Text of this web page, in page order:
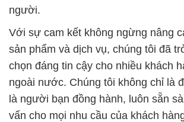
người.
Với sự cam kết không ngừng nâng
sản phẩm và dịch vụ, chúng tôi đã
chọn đáng tin cậy cho nhiều khách
ngoài nước. Chúng tôi không chỉ là
là người bạn đồng hành, luôn sẵn
vấn cho mọi nhu cầu của khách